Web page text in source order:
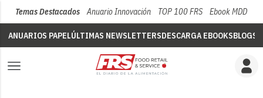
Temas Destacados Anuario Innovación TOP 100 FRS Ebook MDD
ANUARIOS PAPELÚLTIMAS NEWSLETTERSDESCARGA EBOOKSBLOGS